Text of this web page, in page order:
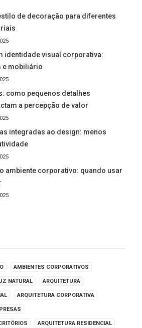
de decoração para diferentes
identidade visual corporativa:
e mobiliário
como pequenos detalhes
a percepção de valor
integradas ao design: menos
ambiente corporativo: quando usar
AMBIENTES CORPORATIVOS
NATURAL ARQUITETURA
ARQUITETURA CORPORATIVA
ARQUITETURA RESIDENCIAL